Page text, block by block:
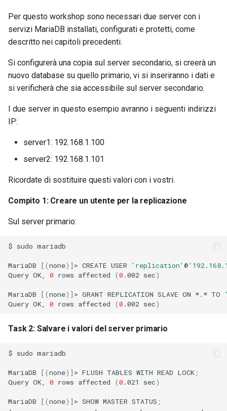
Per questo workshop sono necessari due server con i
servizi MariaDB installati, configurati e protetti, come
descritto nei capitoli precedenti.
Si configurerà una copia sul server secondario, si creerà un
nuovo database su quello primario, vi si inseriranno i dati e
si verificherà che sia accessibile sul server secondario.
I due server in questo esempio avranno i seguenti indirizzi
IP:
server1: 192.168.1.100
server2: 192.168.1.101
Ricordate di sostituire questi valori con i vostri.
Compito 1: Creare un utente per la replicazione
Sul server primario:
$ sudo mariadb
MariaDB [(none)] > CREATE USER 'replication' @
Query OK, 0 rows affected (0 .002 sec)
MariaDB [(none)] > GRANT REPLICATION SLAVE ON *.* TO
Query OK, 0 rows affected (0 .002 sec)
Task 2: Salvare i valori del server primario
$ sudo mariadb
MariaDB [(none)] > FLUSH TABLES WITH READ LOCK ;
Query OK, 0 rows affected (0 .021 sec)
MariaDB [(none)] > SHOW MASTER STATUS ;